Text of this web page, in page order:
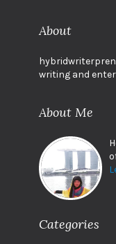
About
writing and
About Me
Categories